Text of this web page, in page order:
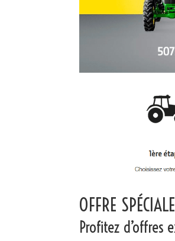
OFFRE
Profitez d’offres